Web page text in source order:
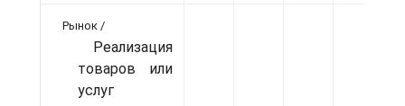
Рынок /
Реализация
товаров или
услуг